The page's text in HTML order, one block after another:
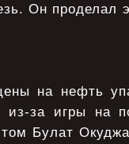
Он проделал
на нефть
за игры на
Булат